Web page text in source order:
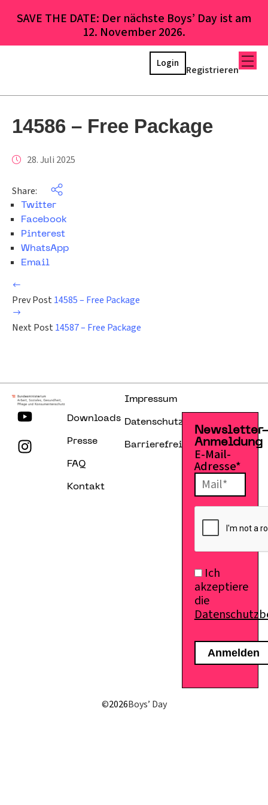
SAVE THE DATE: Der nächste Boys’ Day ist am
12. November 2026.
Registrieren
Login
14586 – Free Package
28. Juli 2025
Share:
Twitter
Facebook
Pinterest
WhatsApp
Email
Prev Post 14585 – Free Package
Next Post 14587 – Free Package
Downloads
Presse
FAQ
Kontakt
Impressum
Datenschutzerklärung
Barrierefreiheitserklärung
Anmeldung
E-Mail-
Adresse*
Ich
akzeptiere
die
©2026Boys’ Day